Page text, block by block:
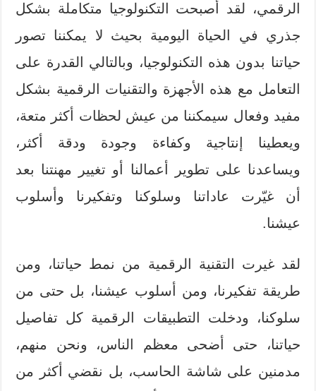
الرقمي، لقد أصبحت التكنولوجيا متكاملة بشكل
جذري في الحياة اليومية بحيث لا يمكننا تصور
حياتنا بدون هذه التكنولوجيا، وبالتالي القدرة على
التعامل مع هذه الأجهزة والتقنيات الرقمية بشكل
مفيد وفعال سيمكننا من عيش لحظات أكثر متعة،
ويعطينا إنتاجية وكفاءة وجودة ودقة أكثر،
ويساعدنا على تطوير أعمالنا أو تغيير مهنتنا بعد
أن غيّرت عاداتنا وسلوكنا وتفكيرنا وأسلوب
عيشنا.
لقد غيرت التقنية الرقمية من نمط حياتنا، ومن
طريقة تفكيرنا، ومن أسلوب عيشنا، بل حتى من
سلوكنا، ودخلت التطبيقات الرقمية كل تفاصيل
حياتنا، حتى أضحى معظم الناس، ونحن منهم،
مدمنين على شاشة الحاسب، بل نقضي أكثر من